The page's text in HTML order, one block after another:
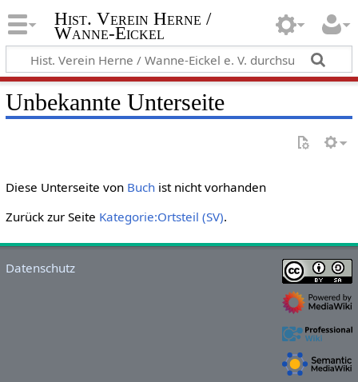
Hist. Verein Herne /
Wanne-Eickel
Unbekannte Unterseite
Diese Unterseite von Buchist nicht vorhanden
Zurück zur Seite Kategorie:Ortsteil (SV).
Datenschutz